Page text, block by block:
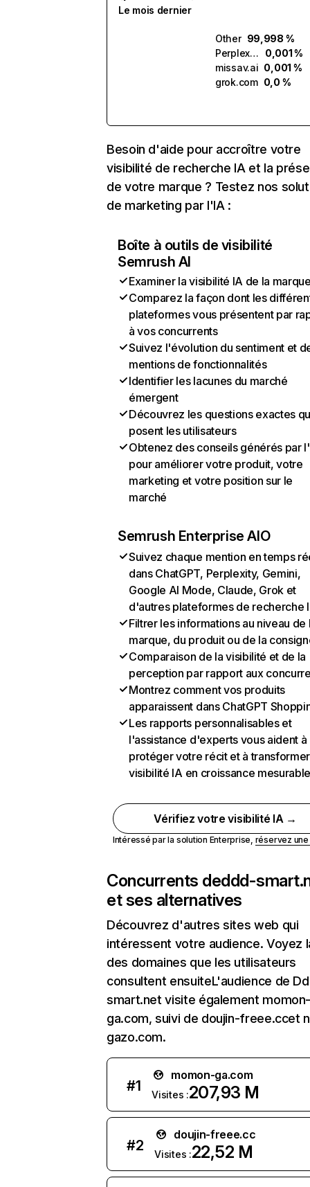
Le mois dernier
Other 99,998 %
Perplexity
0,001 %
missav.ai 0,001 %
grok.com 0,0 %
Besoin d'aide pour accroître votre
visibilité de recherche IA et la
de votre marque ? Testez nos
de marketing par l'IA :
Boîte à outils de visibilité
Semrush AI
Examiner la visibilité IA de la
Comparez la façon dont les
plateformes vous présentent par
à vos concurrents
Suivez l'évolution du sentiment et
mentions de fonctionnalités
Identifier les lacunes du marché
émergent
Découvrez les questions exactes
posent les utilisateurs
Obtenez des conseils générés par
pour améliorer votre produit, votre
marketing et votre position sur le
marché
Semrush Enterprise AIO
Suivez chaque mention en temps
dans ChatGPT, Perplexity, Gemini,
Google AI Mode, Claude, Grok et
d'autres plateformes de recherche
Filtrer les informations au niveau de
marque, du produit ou de la
Comparaison de la visibilité et de la
perception par rapport aux
Montrez comment vos produits
apparaissent dans ChatGPT
Les rapports personnalisables et
l'assistance d'experts vous aident à
protéger votre récit et à
visibilité IA en croissance
Vérifiez votre visibilité IA →
Intéressé par la solution Enterprise, réservez
Concurrents deddd-
et ses alternatives
Découvrez d'autres sites web qui
intéressent votre audience. Voyez
des domaines que les utilisateurs
consultent ensuiteL'audience de
smart.net visite également
ga.com, suivi de doujin-freee.ccet
gazo.com.
#1
momon-ga.com
Visites :207,93 M
#2
doujin-freee.cc
Visites :22,52 M